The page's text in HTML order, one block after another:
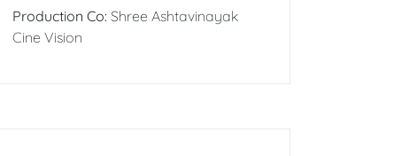
Production Co: Shree Ashtavinayak
Cine Vision